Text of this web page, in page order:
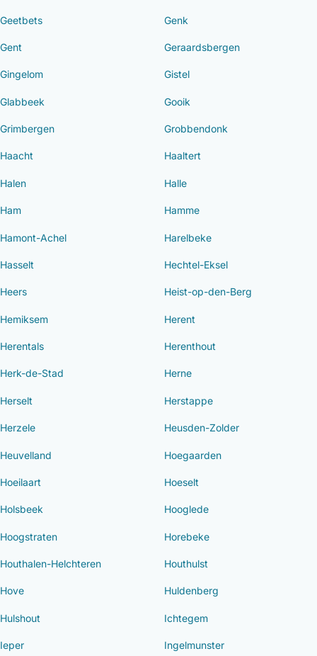
Geetbets Genk
Gent Geraardsbergen
Gingelom Gistel
Glabbeek Gooik
Grimbergen Grobbendonk
Haacht Haaltert
Halen Halle
Ham Hamme
Hamont-Achel Harelbeke
Hasselt Hechtel-Eksel
Heers Heist-op-den-Berg
Hemiksem Herent
Herentals Herenthout
Herk-de-Stad Herne
Herselt Herstappe
Herzele Heusden-Zolder
Heuvelland Hoegaarden
Hoeilaart Hoeselt
Holsbeek Hooglede
Hoogstraten Horebeke
Houthalen-Helchteren Houthulst
Hove Huldenberg
Hulshout Ichtegem
Ieper Ingelmunster